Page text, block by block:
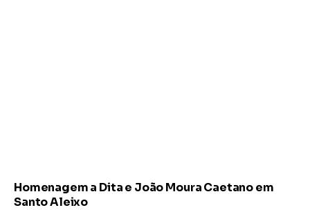
Homenagem a Dita e João Moura Caetano em
Santo Aleixo